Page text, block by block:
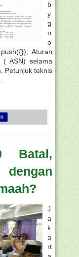
b
y
g
o
o
Aturan
( ASN) selama
Petunjuk teknis
Batal,
J
a
k
a
rt